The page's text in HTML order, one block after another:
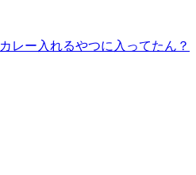
カレー入れるやつに入ってたん？